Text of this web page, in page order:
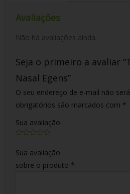
Avaliações
Não há avaliações ainda.
Seja o primeiro a avaliar
Nasal Egens”
O seu endereço de e-mail não
obrigatórios são marcados com *
Sua avaliação
Sua avaliação
sobre o produto *